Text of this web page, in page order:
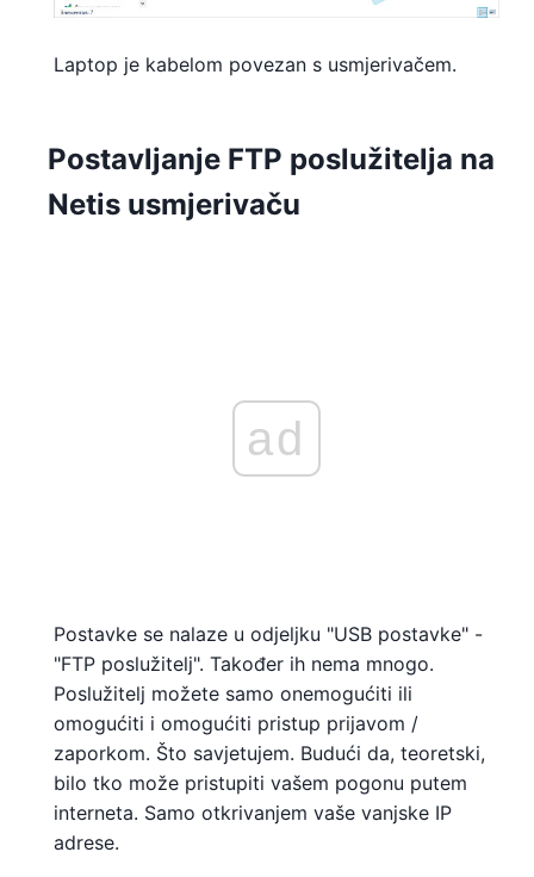
Laptop je kabelom povezan s usmjerivačem.
Postavljanje FTP poslužitelja na
Netis usmjerivaču
ad
Postavke se nalaze u odjeljku "USB postavke" -
"FTP poslužitelj". Također ih nema mnogo.
Poslužitelj možete samo onemogućiti ili
omogućiti i omogućiti pristup prijavom /
zaporkom. Što savjetujem. Budući da, teoretski,
bilo tko može pristupiti vašem pogonu putem
interneta. Samo otkrivanjem vaše vanjske IP
adrese.